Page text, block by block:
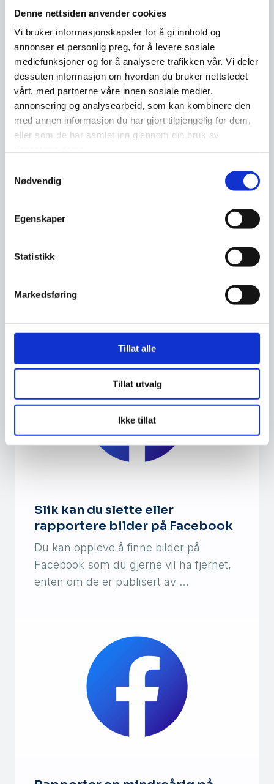
Denne nettsiden anvender cookies
Vi bruker informasjonskapsler for å gi innhold og
annonser et personlig preg, for å levere sosiale
mediefunksjoner og for å analysere trafikken vår. Vi deler
dessuten informasjon om hvordan du bruker nettstedet
vårt, med partnerne våre innen sosiale medier,
annonsering og analysearbeid, som kan kombinere den
med annen informasjon du har gjort tilgjengelig for dem,
eller som de har samlet inn gjennom din bruk av
Nødvendig
Egenskaper
Statistikk
Markedsføring
Tillat alle
Tillat utvalg
Ikke tillat
Facebook-profilen, spesielt for de som
ikke er vennene dine. …
kontoer på Facebook
Facebook-konto har blitt opprettet i ditt
Slik kan du slette eller
rapportere bilder på Facebook
Du kan oppleve å finne bilder på
Facebook som du gjerne vil ha fjernet,
enten om de er publisert av …